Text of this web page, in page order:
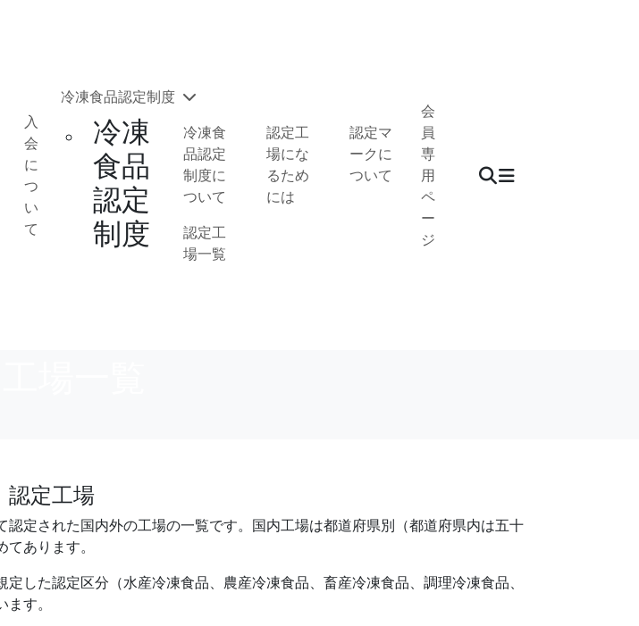
入
会
に
つ
い
て
冷凍食品認定制度
冷凍
食品
認定
制度
冷凍食
品認定
制度に
ついて
認定工
場にな
るため
には
認定マ
ークに
ついて
認定工
場一覧
会
員
専
用
ペ
ー
ジ
認定工場
認定された国内外の工場の一覧です。国内工場は都道府県別（都道府県内は五十
あります。
した認定区分（水産冷凍食品、農産冷凍食品、畜産冷凍食品、調理冷凍食品、
す。